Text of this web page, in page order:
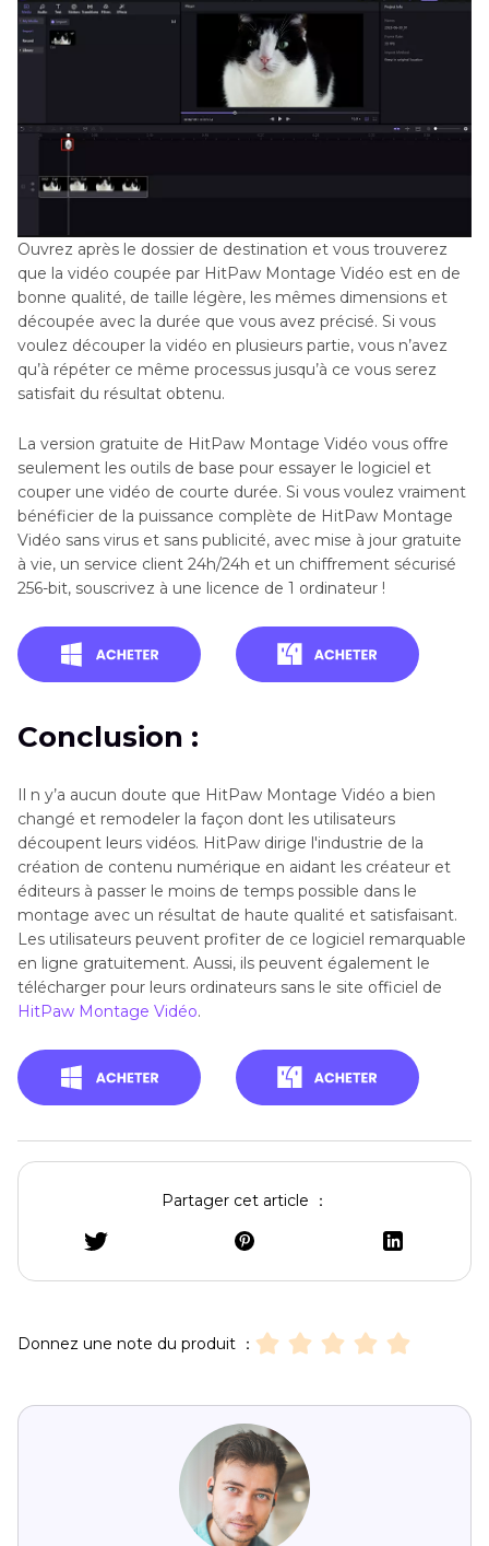
Ouvrez après le dossier de destination et vous trouverez
que la vidéo coupée par HitPaw Montage Vidéo est en de
bonne qualité, de taille légère, les mêmes dimensions et
découpée avec la durée que vous avez précisé. Si vous
voulez découper la vidéo en plusieurs partie, vous n’avez
qu’à répéter ce même processus jusqu’à ce vous serez
satisfait du résultat obtenu.
La version gratuite de HitPaw Montage Vidéo vous offre
seulement les outils de base pour essayer le logiciel et
couper une vidéo de courte durée. Si vous voulez vraiment
bénéficier de la puissance complète de HitPaw Montage
Vidéo sans virus et sans publicité, avec mise à jour gratuite
à vie, un service client 24h/24h et un chiffrement sécurisé
256-bit, souscrivez à une licence de 1 ordinateur !
Conclusion :
Il n y’a aucun doute que HitPaw Montage Vidéo a bien
changé et remodeler la façon dont les utilisateurs
découpent leurs vidéos. HitPaw dirige l'industrie de la
création de contenu numérique en aidant les créateur et
éditeurs à passer le moins de temps possible dans le
montage avec un résultat de haute qualité et satisfaisant.
Les utilisateurs peuvent profiter de ce logiciel remarquable
en ligne gratuitement. Aussi, ils peuvent également le
télécharger pour leurs ordinateurs sans le site officiel de
HitPaw Montage Vidéo.
Partager cet article ：
Donnez une note du produit ：